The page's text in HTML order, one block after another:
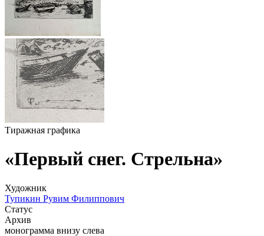
Тиражная графика
«Первый снег. Стрельна»
Художник
Тупикин Рувим Филиппович
Статус
Архив
монограмма внизу слева